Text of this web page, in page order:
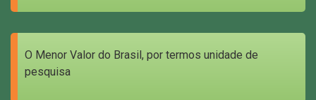
O Menor Valor do Brasil, por termos unidade de
pesquisa